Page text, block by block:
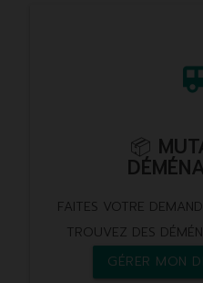
📦
FAITES VOTRE
TROUVEZ DES
GÉRER MON